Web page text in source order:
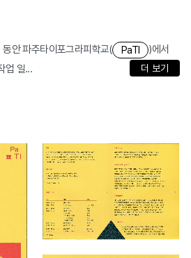
안 파주타이포그라피학교( PaTI
)에서
업 일...
더 보기